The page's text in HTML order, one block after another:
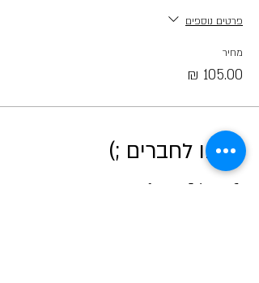
פרטים נוספים
מחיר
קראו לחברים ;)